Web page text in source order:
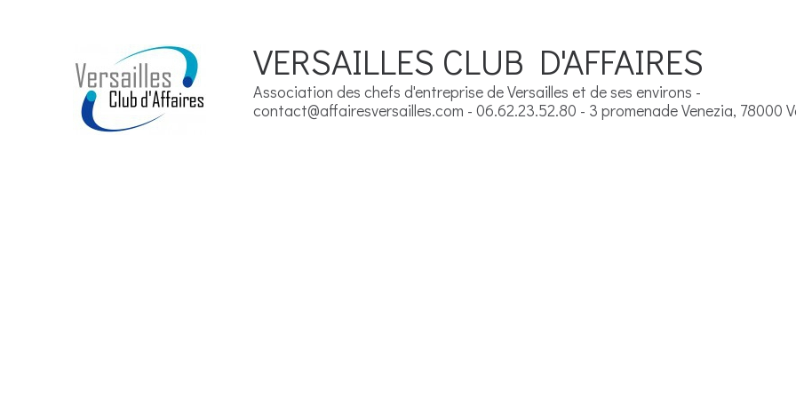
VERSAILLES CLUB D'AFFAIRES
Association des chefs d'entreprise de Versailles et de ses environs -
contact@affairesversailles.com - 06.62.23.52.80 - 3 promenade Venezia, 78000